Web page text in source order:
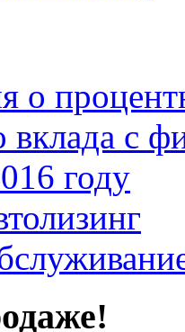
о
вклада с
году